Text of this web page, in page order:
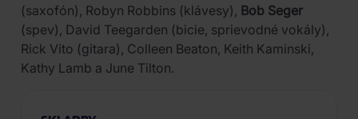
(saxofón), Robyn Robbins (klávesy), Bob Seger
(spev), David Teegarden (bicie, sprievodné vokály),
Rick Vito (gitara), Colleen Beaton, Keith Kaminski,
Kathy Lamb a June Tilton.